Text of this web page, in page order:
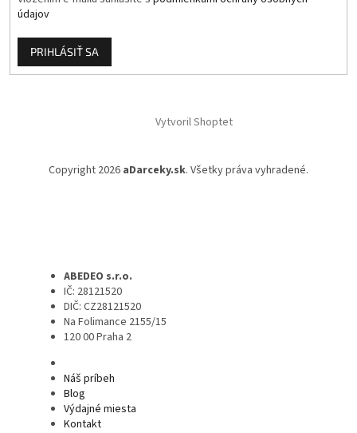
údajov
PRIHLÁSIŤ SA
Vytvoril Shoptet
Copyright 2026 aDarceky.sk. Všetky práva vyhradené.
ABEDEO s.r.o.
IČ: 28121520
DIČ: CZ28121520
Na Folimance 2155/15
120 00 Praha 2
Náš príbeh
Blog
Výdajné miesta
Kontakt